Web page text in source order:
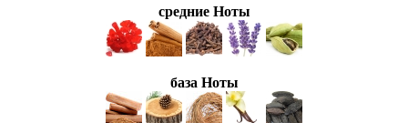
средние Ноты
база Ноты